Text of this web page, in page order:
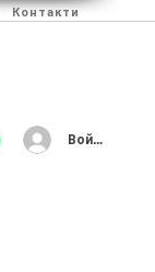
Контакти
Войти